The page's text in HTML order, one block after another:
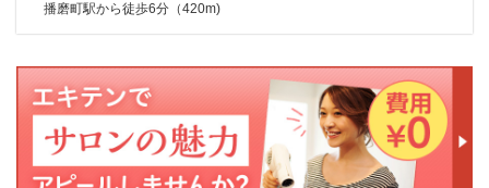
播磨町駅から徒歩6分（420m)